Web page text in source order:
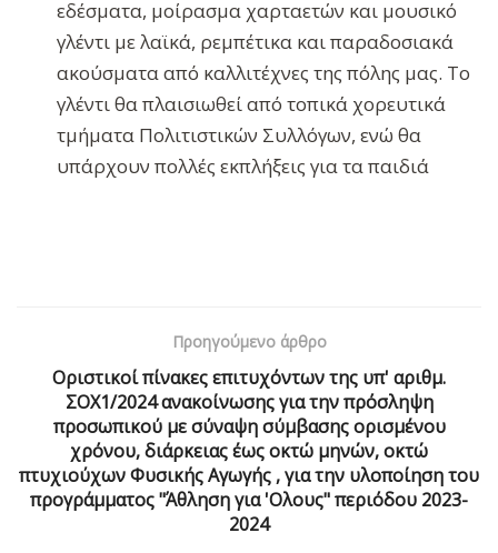
εδέσματα, μοίρασμα χαρταετών και μουσικό
γλέντι με λαϊκά, ρεμπέτικα και παραδοσιακά
ακούσματα από καλλιτέχνες της πόλης μας. Το
γλέντι θα πλαισιωθεί από τοπικά χορευτικά
τμήματα Πολιτιστικών Συλλόγων, ενώ θα
υπάρχουν πολλές εκπλήξεις για τα παιδιά
Προηγούμενο άρθρο
Οριστικοί πίνακες επιτυχόντων της υπ' αριθμ.
ΣΟΧ1/2024 ανακοίνωσης για την πρόσληψη
προσωπικού με σύναψη σύμβασης ορισμένου
χρόνου, διάρκειας έως οκτώ μηνών, οκτώ
πτυχιούχων Φυσικής Αγωγής , για την υλοποίηση του
προγράμματος "Άθληση για 'Ολους" περιόδου 2023-
2024